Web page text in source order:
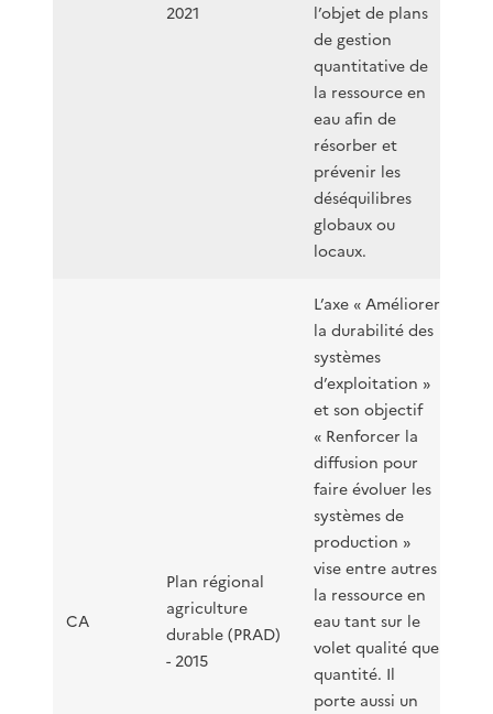
2021
l’objet de plans
de gestion
quantitative de
la ressource en
eau afin de
résorber et
prévenir les
déséquilibres
globaux ou
locaux.
CA
Plan régional
agriculture
durable (PRAD)
- 2015
L’axe « Améliorer
la durabilité des
systèmes
d’exploitation »
et son objectif
« Renforcer la
diffusion pour
faire évoluer les
systèmes de
production »
vise entre autres
la ressource en
eau tant sur le
volet qualité que
quantité. Il
porte aussi un